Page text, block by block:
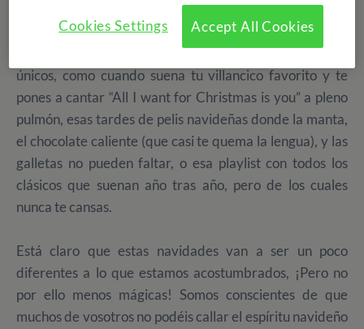
regalos de Papa Noel que te hacen saltar de alegría
mientras los desenvuelves y que por un momento se te
olvida hasta pensar que hay dentro. Esos instantes
únicos, como cuando suena tu villancico favorito y te
pones a cantar “All I want for Christmas is you” a pleno
pulmón, esas tardes de pelis navideñas donde la manta,
el chocolate caliente (que casi te quema la lengua), y las
galletas no pueden faltar, o esa playlist con todos los
clásicos que suenan año tras año, pero de los cuales
nunca te cansas.
Está claro que estas navidades van a ser un poco
diferentes a lo que estamos acostumbrados, ¡Pero no
por ello menos mágicas! Somos conscientes de que
muchos de vosotros no podéis callar el espíritu navideño
Accept All Cookies
Cookies Settings